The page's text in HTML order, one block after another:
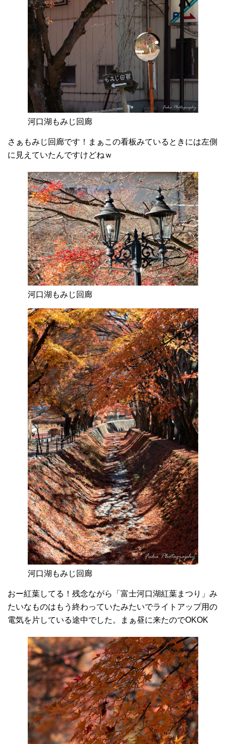
河口湖もみじ回廊
さぁもみじ回廊です！まぁこの看板みているときには左側
に見えていたんですけどねｗ
河口湖もみじ回廊
河口湖もみじ回廊
おー紅葉してる！残念ながら「富士河口湖紅葉まつり」み
たいなものはもう終わっていたみたいでライトアップ用の
電気を片している途中でした。まぁ昼に来たのでOKOK